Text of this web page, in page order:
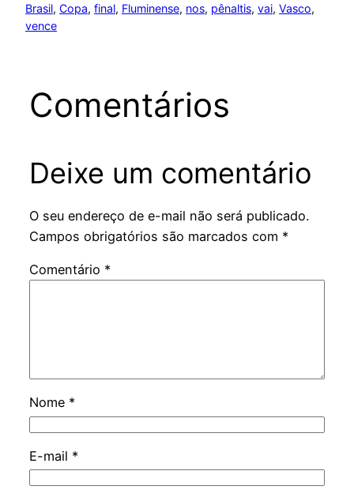
Brasil, Copa, final, Fluminense, nos, pênaltis, vai, Vasco
vence
Comentários
Deixe um comentário
O seu endereço de e-mail não será publicado.
Campos obrigatórios são marcados com *
Comentário *
Nome *
E-mail *